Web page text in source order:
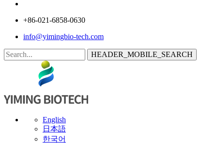
+86-021-6858-0630
info@yimingbio-tech.com
HEADER_MOBILE_SEARCH
English
日本語
한국어